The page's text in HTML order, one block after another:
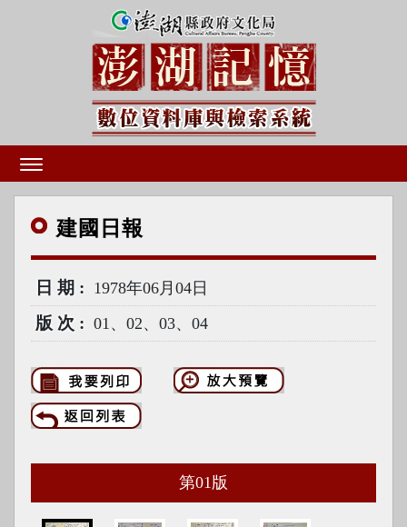
建國 日報
日期 1978年06月04日
版次 01、02、03、04
第01 版